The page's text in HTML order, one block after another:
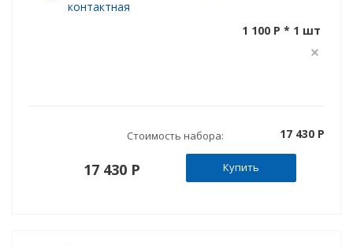
контактная
1 100 P * 1 шт
Стоимость набора: 17 430 P
17 430 P Купить